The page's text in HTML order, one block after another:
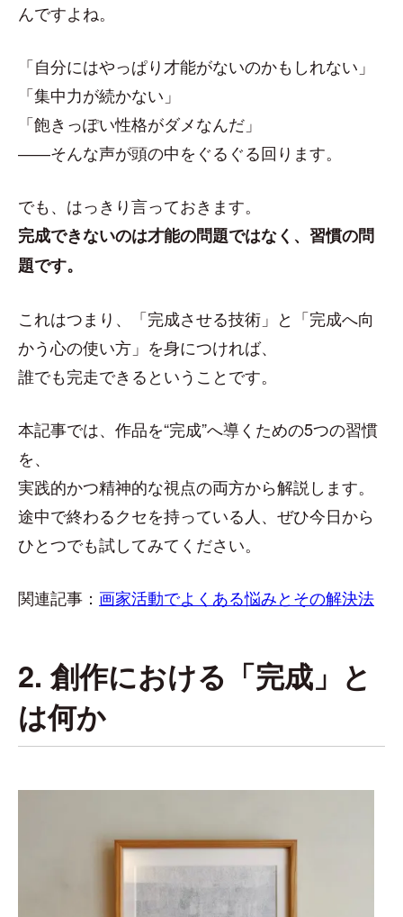
んですよね。
「自分にはやっぱり才能がないのかもしれない」
「集中力が続かない」
「飽きっぽい性格がダメなんだ」
――そんな声が頭の中をぐるぐる回ります。
でも、はっきり言っておきます。
完成できないのは才能の問題ではなく、習慣の問
題です。
これはつまり、「完成させる技術」と「完成へ向
かう心の使い方」を身につければ、
誰でも完走できるということです。
本記事では、作品を“完成”へ導くための5つの習慣
を、
実践的かつ精神的な視点の両方から解説します。
途中で終わるクセを持っている人、ぜひ今日から
ひとつでも試してみてください。
関連記事： 画家活動でよくある悩みとその解決法
2. 創作における「完成」と
は何か